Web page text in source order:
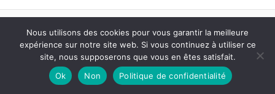
Nous utilisons des cookies pour vous garantir la meilleure
expérience sur notre site web. Si vous continuez à utiliser ce
site, nous supposerons que vous en êtes satisfait.
Ok
Non Politique de confidentialité